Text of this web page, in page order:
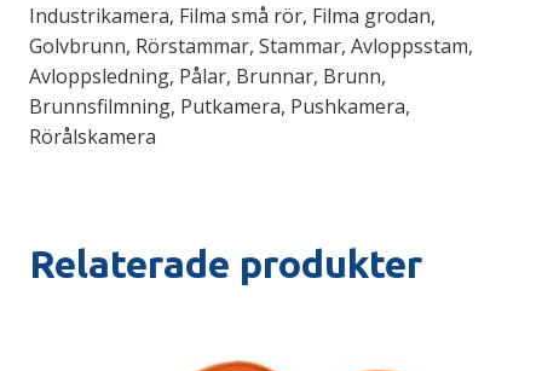
Industrikamera, Filma små rör, Filma grodan,
Golvbrunn, Rörstammar, Stammar, Avloppsstam,
Avloppsledning, Pålar, Brunnar, Brunn,
Brunnsfilmning, Putkamera, Pushkamera,
Rörålskamera
Relaterade produkter